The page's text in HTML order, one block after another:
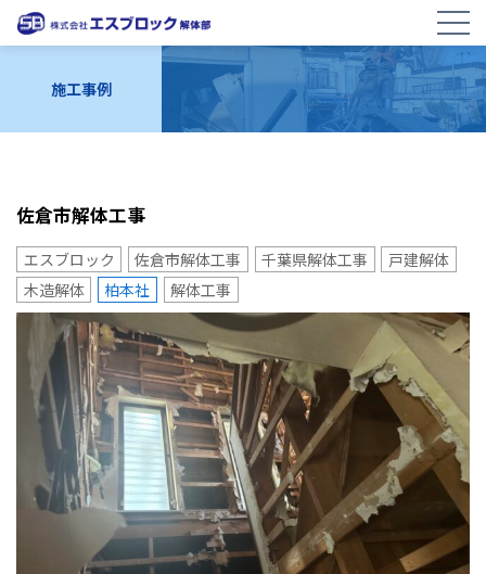
施工事例
佐倉市解体工事
エスブロック 佐倉市解体工事 千葉県解体工事
戸建解体
木造解体
柏本社 解体工事